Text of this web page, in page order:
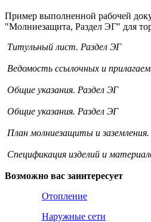
Пример выполненной рабочей
"Молниезащита, Раздел ЭГ" для
Титульный лист. Раздел ЭГ
Ведомость ссылочных и
Общие указания. Раздел ЭГ
Общие указания. Раздел ЭГ
План молниезащиты и
Спецификация изделий и
Возможно вас заинтересует
Отопление
Наружные сети